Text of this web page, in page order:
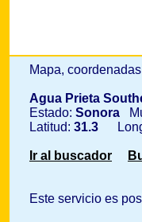
Mapa,
Agua Prieta
Estado: Sonora
Latitud: 31.3
Ir al buscador
Este servicio es